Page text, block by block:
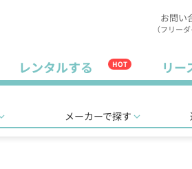
お問い
（フリー
レンタルする HOT リー
メーカーで探す